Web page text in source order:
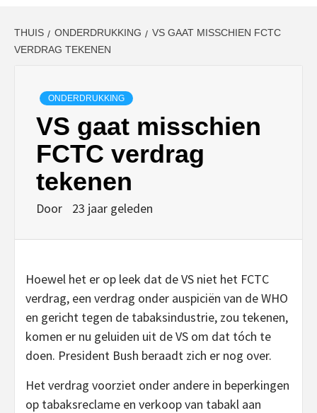
THUIS ONDERDRUKKING
VS GAAT MISSCHIEN FCTC
VERDRAG TEKENEN
ONDERDRUKKING
VS gaat misschien
FCTC verdrag
tekenen
Door 23 jaar geleden
Hoewel het er op leek dat de VS niet het FCTC
verdrag, een verdrag onder auspiciën van de WHO
en gericht tegen de tabaksindustrie, zou tekenen,
komen er nu geluiden uit de VS om dat tóch te
doen. President Bush beraadt zich er nog over.
Het verdrag voorziet onder andere in beperkingen
op tabaksreclame en verkoop van tabakl aan